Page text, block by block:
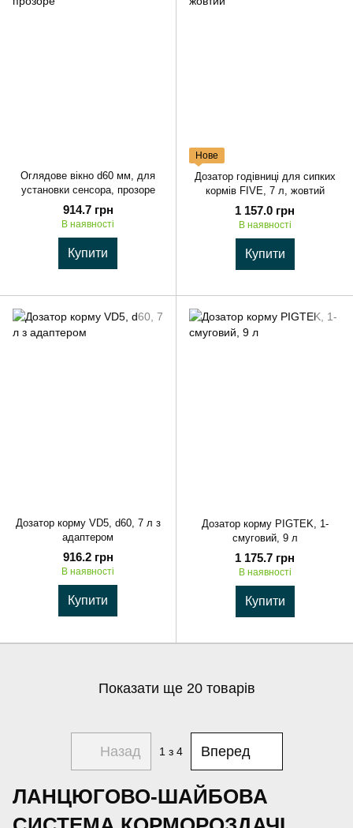
Оглядове вікно d60 мм, для
установки сенсора, прозоре
914.7 грн
В наявності
Купити
Нове
Дозатор годівниці для сипких
кормів FIVE, 7 л, жовтий
1 157.0 грн
В наявності
Купити
Дозатор корму VD5, d60, 7 л з
адаптером
916.2 грн
В наявності
Купити
Дозатор корму PIGTEK, 1-
смуговий, 9 л
1 175.7 грн
В наявності
Купити
Показати ще 20 товарів
Назад 1з 4 Вперед
ЛАНЦЮГОВО-ШАЙБОВА